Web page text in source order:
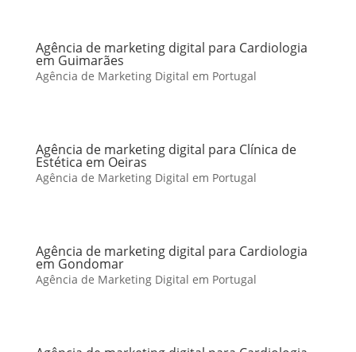
Agência de marketing digital para Cardiologia
em Guimarães
Agência de Marketing Digital em Portugal
Agência de marketing digital para Clínica de
Estética em Oeiras
Agência de Marketing Digital em Portugal
Agência de marketing digital para Cardiologia
em Gondomar
Agência de Marketing Digital em Portugal